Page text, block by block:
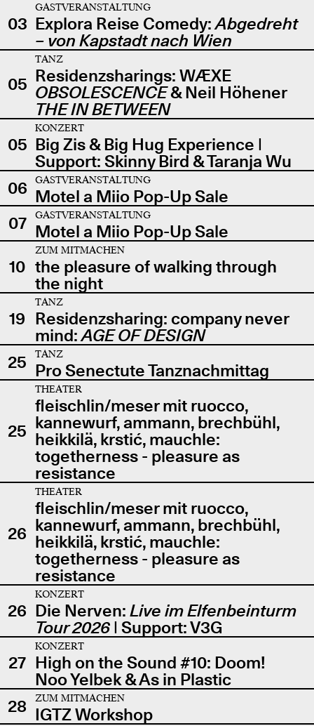
03
GASTVERANSTALTUNG
Explora Reise Comedy:Abgedreht
– von Kapstadt nach Wien
05
TANZ
Residenzsharings: WÆXE
OBSOLESCENCE& Neil Höhener
THE IN BETWEEN
05
KONZERT
Big Zis & Big Hug Experience |
Support: Skinny Bird & Taranja Wu
06
GASTVERANSTALTUNG
Motel a Miio Pop-Up Sale
07
GASTVERANSTALTUNG
Motel a Miio Pop-Up Sale
10
ZUM MITMACHEN
the pleasure of walking through
the night
19
TANZ
Residenzsharing: company never
mind:AGE OF DESIGN
25
TANZ
Pro Senectute Tanznachmittag
25
THEATER
fleischlin/meser mit ruocco,
kannewurf, ammann, brechbühl,
heikkilä, krstić, mauchle:
togetherness - pleasure as
resistance
26
THEATER
fleischlin/meser mit ruocco,
kannewurf, ammann, brechbühl,
heikkilä, krstić, mauchle:
togetherness - pleasure as
resistance
26
KONZERT
Die Nerven: Live im Elfenbeinturm
Tour 2026| Support: V3G
27
KONZERT
High on the Sound #10: Doom!
Noo Yelbek & As in Plastic
28
ZUM MITMACHEN
IGTZ Workshop